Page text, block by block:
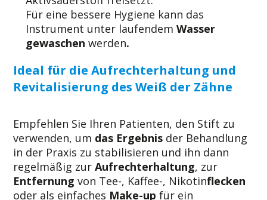
Für eine bessere Hygiene kann das
Instrument unter laufendem Wasser
gewaschen werden.
Ideal für die Aufrechterhaltung und
Revitalisierung des Weiß der Zähne
Empfehlen Sie Ihren Patienten, den Stift zu
verwenden, um das Ergebnis der Behandlung
in der Praxis zu stabilisieren und ihn dann
regelmäßig zurAufrechterhaltung, zur
Entfernung von Tee-, Kaffee-, Nikotinflecken
oder als einfaches Make-up für ein